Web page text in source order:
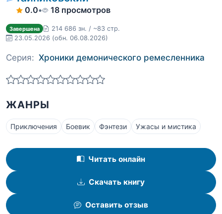
0.0• 18 просмотров
Завершена
214 686 зн. / ~83 стр.
23.05.2026 (обн. 06.08.2026)
Серия: Хроники демонического ремесленника
ЖАНРЫ
Приключения Боевик Фэнтези Ужасы и мистика
Читать онлайн
Скачать книгу
Оставить отзыв